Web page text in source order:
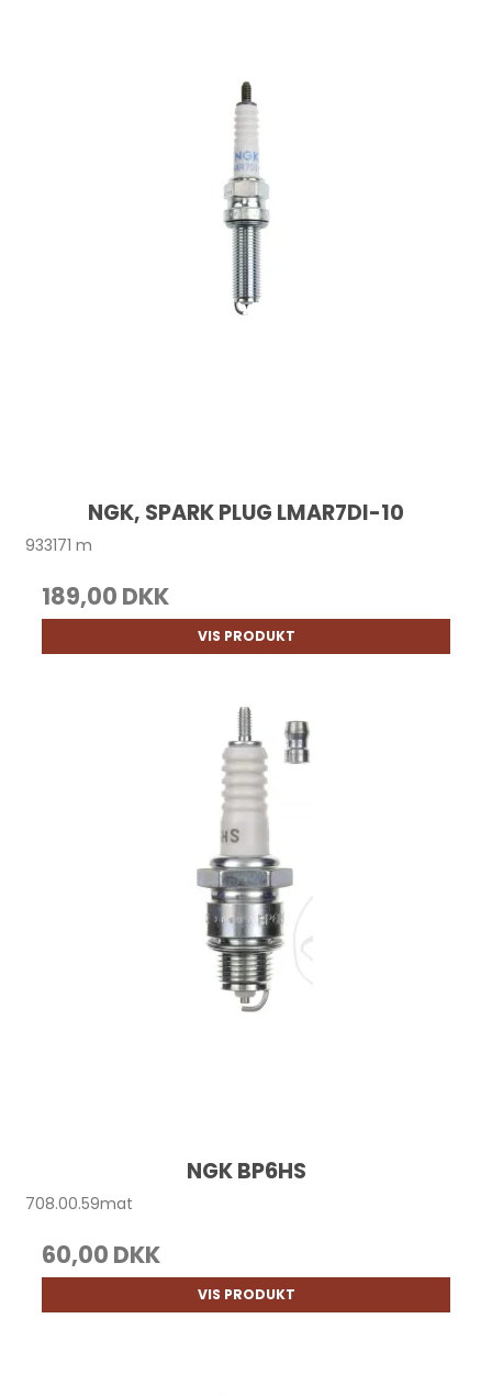
NGK, SPARK PLUG LMAR7DI-10
933171 m
189,00 DKK
VIS PRODUKT
NGK BP6HS
708.00.59mat
60,00 DKK
VIS PRODUKT